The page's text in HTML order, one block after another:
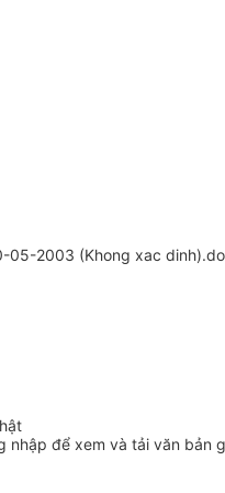
05-2003 (Khong xac
nhập để xem và tải văn bản